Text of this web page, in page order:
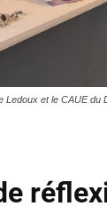
Ledoux et le CAUE du